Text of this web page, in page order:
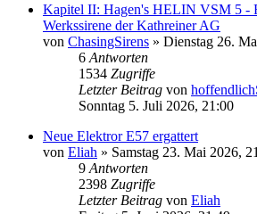
Kapitel II: Hagen's HELIN VSM 5 -
Werkssirene der Kathreiner AG
von ChasingSirens » Dienstag 26.
6 Antworten
1534 Zugriffe
Letzter Beitrag von
Sonntag 5. Juli 2026, 21:00
Neue Elektror E57 ergattert
von Eliah » Samstag 23. Mai 2026,
9 Antworten
2398 Zugriffe
Letzter Beitrag von Eliah